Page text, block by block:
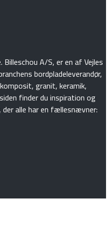
A/S, er en af Vejles
bordpladeleverandør,
granit, keramik,
finder du inspiration og
alle har en fællesnævner: